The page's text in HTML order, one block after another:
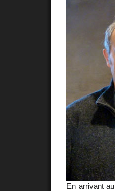
En arrivant au